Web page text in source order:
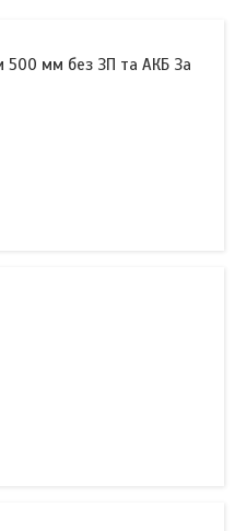
500 мм без ЗП та АКБ За